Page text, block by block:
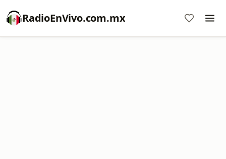
RadioEnVivo.com.mx